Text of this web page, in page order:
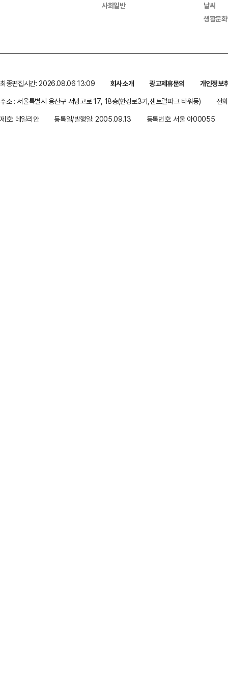
사회일반
날씨
생활문
최종편집시간: 2026.08.06 13:09 회사소개 광고제휴문의
개인정보
주소 : 서울특별시 용산구 서빙고로 17, 18층(한강로3가,센트럴파크 타워동)
전
제호: 데일리안
등록일/발행일: 2005.09.13 등록번호: 서울 아00055